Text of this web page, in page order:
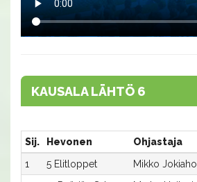
KAUSALA LÄHTÖ 6
Sij. Hevonen Ohjastaja
1
5 Elitloppet Mikko Jokiaho